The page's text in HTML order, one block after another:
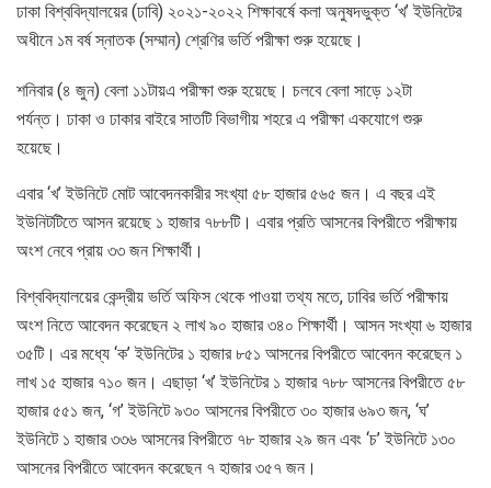
ঢাকা বিশ্ববিদ্যালয়ের (ঢাবি) ২০২১-২০২২ শিক্ষাবর্ষে কলা অনুষদভুক্ত ‘খ’ ইউনিটের
অধীনে ১ম বর্ষ স্নাতক (সম্মান) শ্রেণির ভর্তি পরীক্ষা শুরু হয়েছে।
শনিবার (৪ জুন) বেলা ১১টায়এ পরীক্ষা শুরু হয়েছে। চলবে বেলা সাড়ে ১২টা
পর্যন্ত। ঢাকা ও ঢাকার বাইরে সাতটি বিভাগীয় শহরে এ পরীক্ষা একযোগে শুরু
হয়েছে।
এবার ‘খ’ ইউনিটে মোট আবেদনকারীর সংখ্যা ৫৮ হাজার ৫৬৫ জন। এ বছর এই
ইউনিটটিতে আসন রয়েছে ১ হাজার ৭৮৮টি। এবার প্রতি আসনের বিপরীতে পরীক্ষায়
অংশ নেবে প্রায় ৩৩ জন শিক্ষার্থী।
বিশ্ববিদ্যালয়ের কেন্দ্রীয় ভর্তি অফিস থেকে পাওয়া তথ্য মতে, ঢাবির ভর্তি পরীক্ষায়
অংশ নিতে আবেদন করেছেন ২ লাখ ৯০ হাজার ৩৪০ শিক্ষার্থী। আসন সংখ্যা ৬ হাজার
৩৫টি। এর মধ্যে ‘ক’ ইউনিটের ১ হাজার ৮৫১ আসনের বিপরীতে আবেদন করেছেন ১
লাখ ১৫ হাজার ৭১০ জন। এছাড়া ‘খ’ ইউনিটের ১ হাজার ৭৮৮ আসনের বিপরীতে ৫৮
হাজার ৫৫১ জন, ‘গ’ ইউনিটে ৯৩০ আসনের বিপরীতে ৩০ হাজার ৬৯৩ জন, ‘ঘ’
ইউনিটে ১ হাজার ৩৩৬ আসনের বিপরীতে ৭৮ হাজার ২৯ জন এবং ‘চ’ ইউনিটে ১৩০
আসনের বিপরীতে আবেদন করেছেন ৭ হাজার ৩৫৭ জন।